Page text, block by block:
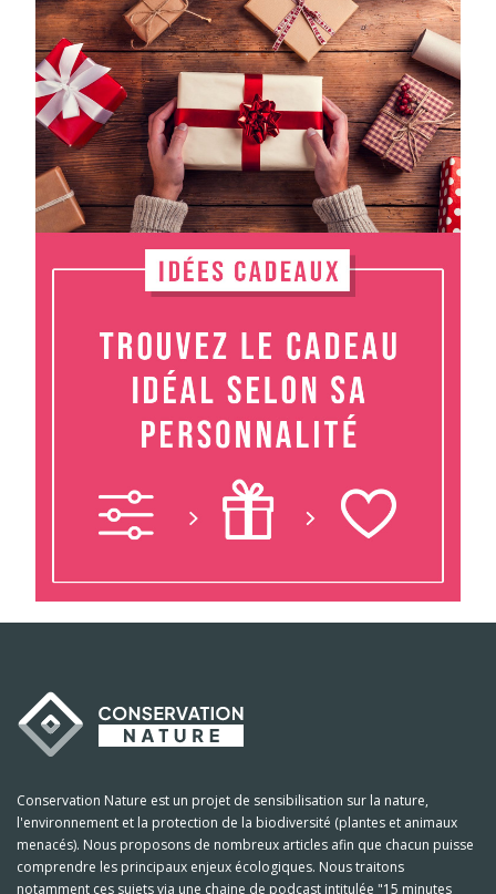
Conservation Nature est un projet de sensibilisation sur la nature,
l'environnement et la protection de la biodiversité (plantes et animaux
menacés). Nous proposons de nombreux articles afin que chacun puisse
comprendre les principaux enjeux écologiques. Nous traitons
notamment ces sujets via une chaine de podcast intitulée "15 minutes